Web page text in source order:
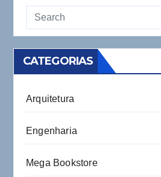
CATEGORIAS
Arquitetura
Engenharia
Mega Bookstore